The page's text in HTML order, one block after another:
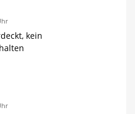
kein